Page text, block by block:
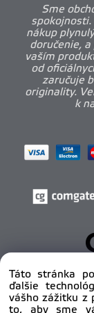
Sme
spokojnosti.
nákup
doručenie,
vaším
od
zaručuje
originality.
k
Copyright
Táto stránka
ďalšie
vášho zážitku z
to, aby sme